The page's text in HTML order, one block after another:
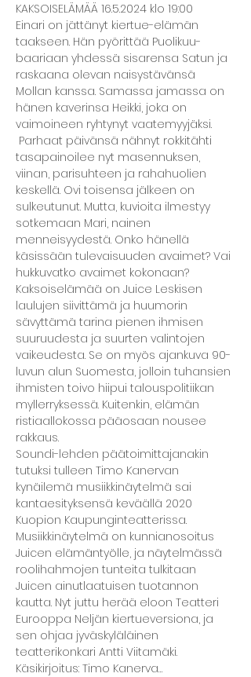
KAKSOISELÄMÄÄ 16.5.2024 klo 19:00
Einari on jättänyt kiertue-elämän
taakseen. Hän pyörittää Puolikuu-
baariaan yhdessä sisarensa Satun ja
raskaana olevan naisystävänsä
Mollan kanssa. Samassa jamassa on
hänen kaverinsa Heikki, joka on
vaimoineen ryhtynyt vaatemyyjäksi.
Parhaat päivänsä nähnyt rokkitähti
tasapainoilee nyt masennuksen,
viinan, parisuhteen ja rahahuolien
keskellä. Ovi toisensa jälkeen on
sulkeutunut. Mutta, kuvioita ilmestyy
sotkemaan Mari, nainen
menneisyydestä. Onko hänellä
käsissään tulevaisuuden avaimet? Vai
hukkuvatko avaimet kokonaan?
Kaksoiselämää on Juice Leskisen
laulujen siivittämä ja huumorin
sävyttämä tarina pienen ihmisen
suuruudesta ja suurten valintojen
vaikeudesta. Se on myös ajankuva 90-
luvun alun Suomesta, jolloin tuhansien
ihmisten toivo hiipui talouspolitiikan
myllerryksessä. Kuitenkin, elämän
ristiaallokossa pääosaan nousee
rakkaus.
Soundi-lehden päätoimittajanakin
tutuksi tulleen Timo Kanervan
kynäilemä musiikkinäytelmä sai
kantaesityksensä keväällä 2020
Kuopion Kaupunginteatterissa.
Musiikkinäytelmä on kunnianosoitus
Juicen elämäntyölle, ja näytelmässä
roolihahmojen tunteita tulkitaan
Juicen ainutlaatuisen tuotannon
kautta. Nyt juttu herää eloon Teatteri
Eurooppa Neljän kiertueversiona, ja
sen ohjaa jyväskyläläinen
teatterikonkari Antti Viitamäki.
Käsikirjoitus: Timo Kanerva…